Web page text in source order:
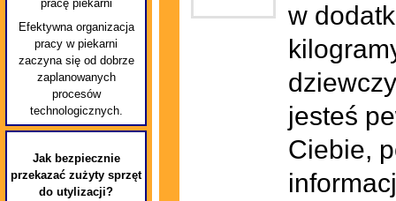
Efektywna organizacja
pracy w piekarni
zaczyna się od dobrze
zaplanowanych
procesów
technologicznych.
Jak bezpiecznie
przekazać zużyty sprzęt
do utylizacji?
w
jesteś
Ciebie,